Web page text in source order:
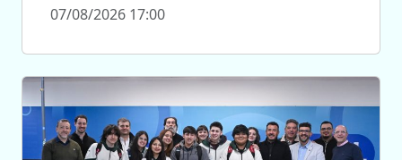
07/08/2026 17:00